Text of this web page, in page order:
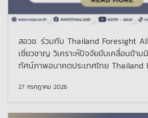
สอวช. ร่วมกับ Thailand Foresight
เชี่ยวชาญ วิเคราะห์ปัจจัยขับเคลื่อนข้า
ทัศน์ภาพอนาคตประเทศไทย Thailand
27 กรกฎาคม 2026